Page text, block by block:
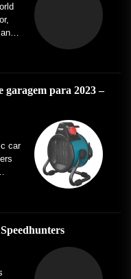
garagem para 2023 –
car